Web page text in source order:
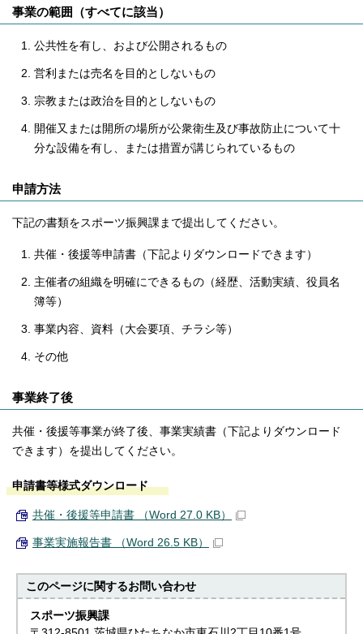
事業の範囲（すべてに該当）
公共性を有し、および公開されるもの
営利または売名を目的としないもの
宗教または政治を目的としないもの
開催又または開所の場所が公衆衛生及び事故防止について十
分な設備を有し、または措置が講じられているもの
申請方法
下記の書類をスポーツ振興課まで提出してください。
共催・後援等申請書（下記よりダウンロードできます）
主催者の組織を明確にできるもの（経歴、活動実績、役員名
簿等）
事業内容、資料（大会要項、チラシ等）
その他
事業終了後
共催・後援等事業が終了後、事業実績書（下記よりダウンロード
できます）を提出してください。
申請書等様式ダウンロード
共催・後援等申請書 （Word 27.0 KB）
事業実施報告書 （Word 26.5 KB）
このページに関するお問い合わせ
スポーツ振興課